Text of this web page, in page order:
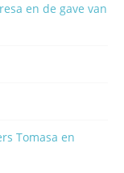
en de gave van
Tomasa en